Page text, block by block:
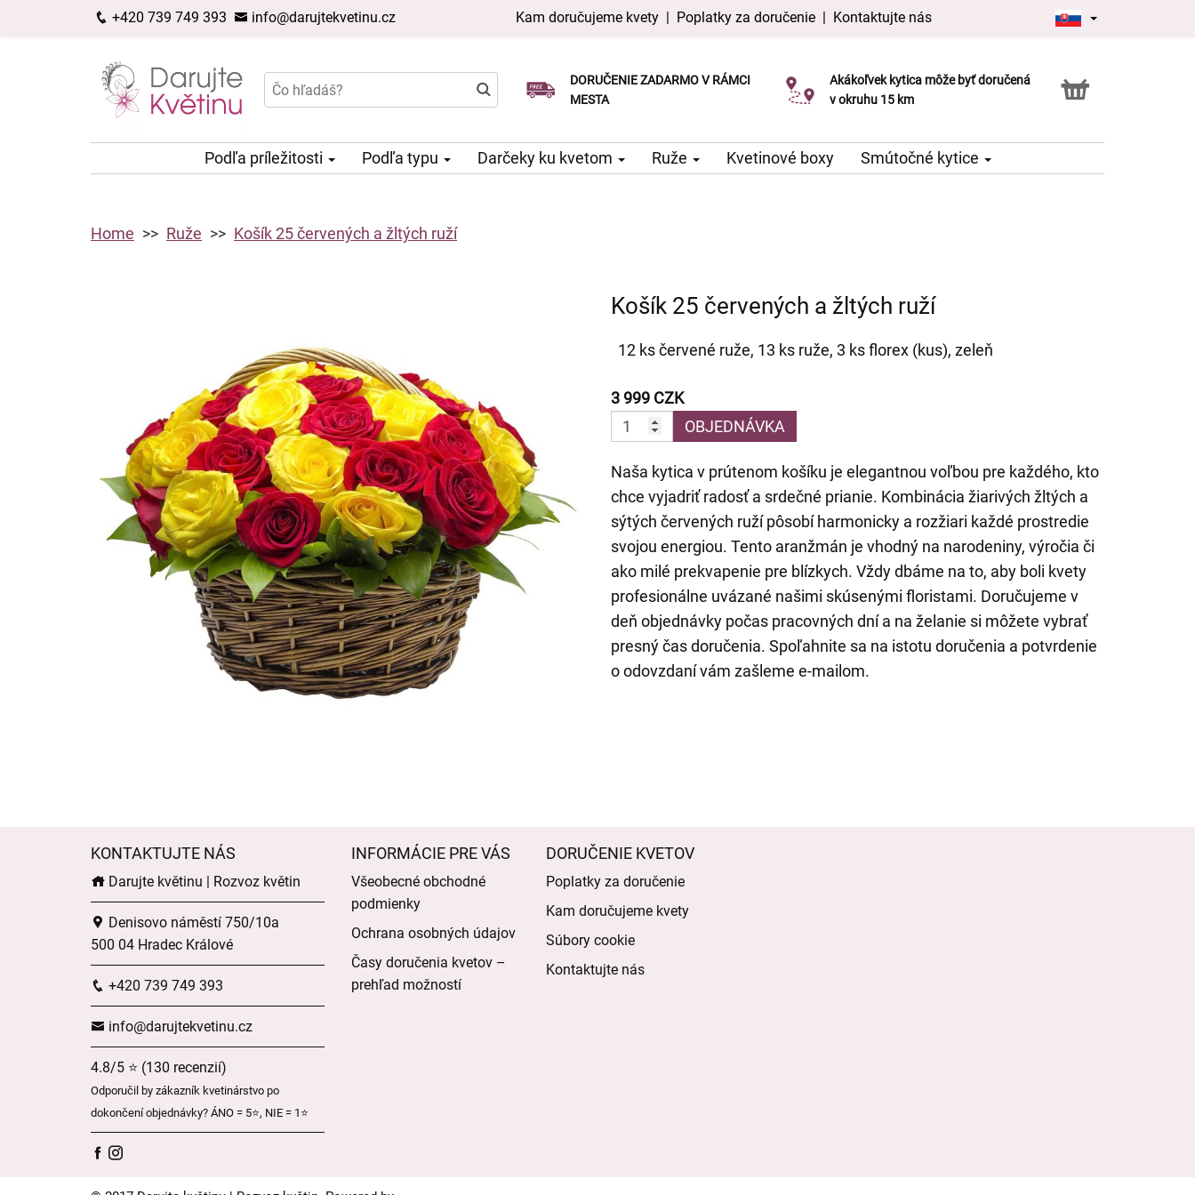
+420 739 749 393 info@darujtekvetinu.cz Kam doručujeme kvety | Poplatky za doručenie | Kontaktujte nás
DORUČENIE ZADARMO V RÁMCI
MESTA
Akákoľvek kytica môže byť doručená
v okruhu 15 km
Služba Click & Collect
Podľa príležitosti Podľa typu Darčeky ku kvetom Ruže Kvetinové boxy Smútočné kytice
Home Ruže Košík 25 červených a žltých ruží
Košík 25 červených a žltých ruží
12 ks červené ruže, 13 ks ruže, 3 ks florex (kus), zeleň
3 999 CZK
OBJEDNÁVKA
Naša kytica v prútenom košíku je elegantnou voľbou pre každého, kto
chce vyjadriť radosť a srdečné prianie. Kombinácia žiarivých žltých a
sýtých červených ruží pôsobí harmonicky a rozžiari každé prostredie
svojou energiou. Tento aranžmán je vhodný na narodeniny, výročia či
ako milé prekvapenie pre blízkych. Vždy dbáme na to, aby boli kvety
profesionálne uvázané našimi skúsenými floristami. Doručujeme v
deň objednávky počas pracovných dní a na želanie si môžete vybrať
presný čas doručenia. Spoľahnite sa na istotu doručenia a potvrdenie
o odovzdaní vám zašleme e-mailom.
KONTAKTUJTE NÁS
Darujte květinu | Rozvoz květin
Denisovo náměstí 750/10a
500 04 Hradec Králové
+420 739 749 393
info@darujtekvetinu.cz
4.8/5 ⭐ (130 recenzií)
Odporučil by zákazník kvetinárstvo po
dokončení objednávky? ÁNO = 5⭐, NIE = 1⭐
INFORMÁCIE PRE VÁS
Všeobecné obchodné
podmienky
Ochrana osobných údajov
Časy doručenia kvetov –
prehľad možností
DORUČENIE KVETOV
Poplatky za doručenie
Kam doručujeme kvety
Súbory cookie
Kontaktujte nás